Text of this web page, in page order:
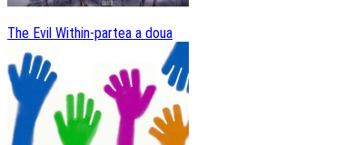
The Evil Within-partea a doua